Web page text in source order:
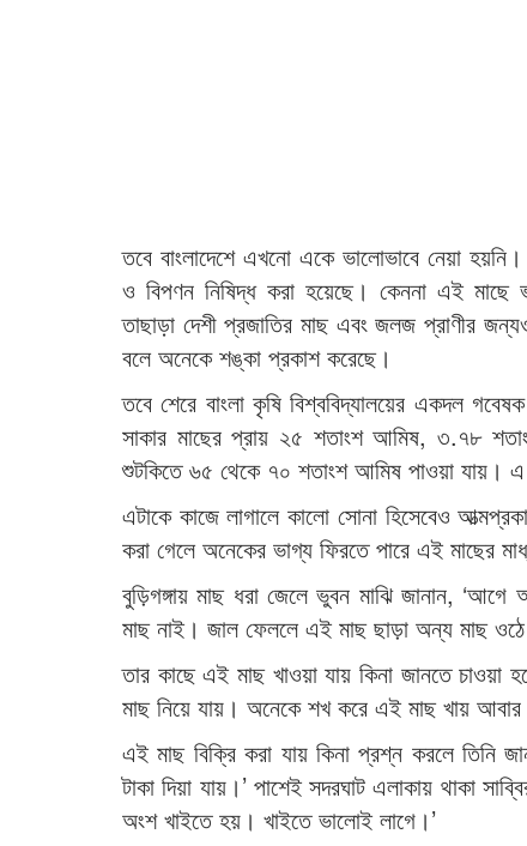
তবে বাংলাদেশে এখনো একে ভালোভাবে নেয়া
ও বিপণন নিষিদ্ধ করা হয়েছে। কেননা এই মাছে
তাছাড়া দেশী প্রজাতির মাছ এবং জলজ প্রাণীর
বলে অনেকে শঙ্কা প্রকাশ করেছে।
তবে শেরে বাংলা কৃষি বিশ্ববিদ্যালয়ের একদল
সাকার মাছের প্রায় ২৫ শতাংশ আমিষ, ৩.৭৮
শুটকিতে ৬৫ থেকে ৭০ শতাংশ আমিষ পাওয়া যায়। এ
এটাকে কাজে লাগালে কালো সোনা হিসেবেও
করা গেলে অনেকের ভাগ্য ফিরতে পারে এই মাছের
বুড়িগঙ্গায় মাছ ধরা জেলে ভুবন মাঝি জানান,
মাছ নাই। জাল ফেললে এই মাছ ছাড়া অন্য মাছ ওঠে
তার কাছে এই মাছ খাওয়া যায় কিনা জানতে
মাছ নিয়ে যায়। অনেকে শখ করে এই মাছ খায়
এই মাছ বিক্রি করা যায় কিনা প্রশ্ন করলে তিনি
টাকা দিয়া যায়।’ পাশেই সদরঘাট এলাকায় থাকা
অংশ খাইতে হয়। খাইতে ভালোই লাগে।’